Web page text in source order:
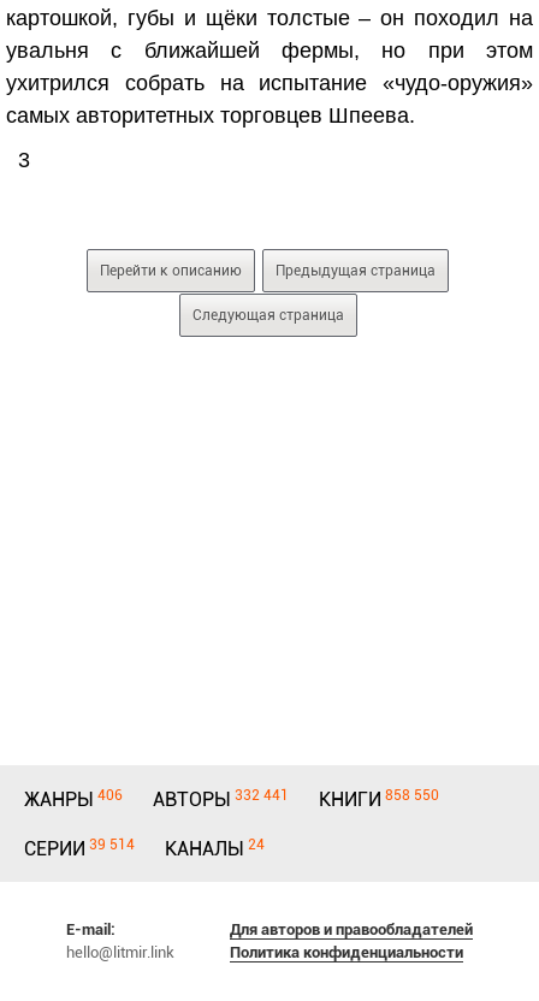
картошкой, губы и щёки толстые – он походил на
увальня с ближайшей фермы, но при этом
ухитрился собрать на испытание «чудо-оружия»
самых авторитетных торговцев Шпеева.
3
Перейти к описанию Предыдущая страница
Следующая страница
ЖАНРЫ 406 АВТОРЫ 332 441 КНИГИ 858 550
СЕРИИ 39 514 КАНАЛЫ 24
E-mail:
hello@litmir.link
Для авторов и правообладателей
Политика конфиденциальности